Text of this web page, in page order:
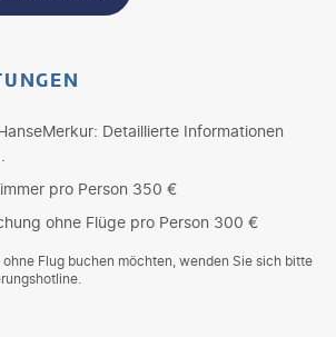
Detaillierte Informationen
pro Person 350 €
ohne Flüge pro Person 300 €
ohne Flug buchen möchten, wenden Sie sich bitte